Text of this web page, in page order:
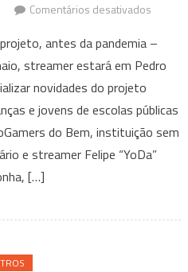
Comentários desativados
de
Instituto
do
antes da pandemia –
streamer estará em Pedro
novidades do projeto
e jovens de escolas públicas
do Bem, instituição sem
e streamer Felipe “YoDa”
[…]